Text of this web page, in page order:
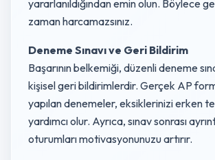
yararlanıldığından emin olun. Böylece
zaman harcamazsınız.
Deneme Sınavı ve Geri Bildirim
Başarının belkemiği, düzenli deneme
kişisel geri bildirimlerdir. Gerçek AP
yapılan denemeler, eksiklerinizi erken
yardımcı olur. Ayrıca, sınav sonrası
oturumları motivasyonunuzu artırır.